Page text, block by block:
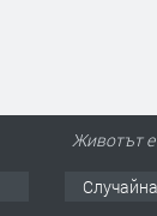
Животът е